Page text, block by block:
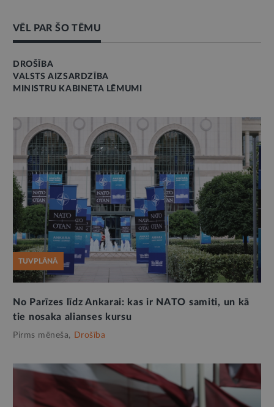
VĒL PAR ŠO TĒMU
DROŠĪBA
VALSTS AIZSARDZĪBA
MINISTRU KABINETA LĒMUMI
TUVPLĀNĀ
No Parīzes līdz Ankarai: kas ir NATO samiti, un kā
tie nosaka alianses kursu
Pirms mēneša, Drošība